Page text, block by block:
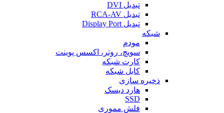
تبدیل DVI
تبدیل RCA-AV
تبدیل Display Port
شبکه
مودم
سویچ، روتر، اکسس پوینت
کارت شبکه
کابل شبکه
ذخیره سازی
هارد دیسک
SSD
فلش مموری